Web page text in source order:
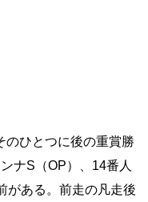
のひとつに後の重賞勝
ナS（OP）、14番人
がある。前走の凡走後